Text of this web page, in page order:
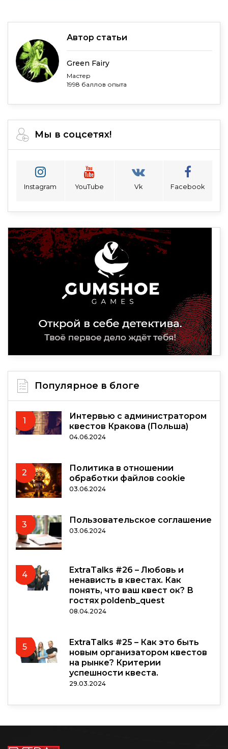
Автор статьи
Green Fairy
Мастер
1998 баллов опыта
Мы в соцсетях!
Instagram YouTube Vk Facebook
Популярное в блоге
1
Интервью с администратором
квестов Кракова (Польша)
04.06.2024
2
Политика в отношении
обработки файлов cookie
03.06.2024
3 Пользовательское соглашение
03.06.2024
4
ExtraTalks #26 – Любовь и
ненависть в квестах. Как
понять, что ваш квест ок? В
гостях poldenb_quest
08.04.2024
5
ExtraTalks #25 – Как это быть
новым организатором квестов
на рынке? Критерии
успешности квеста.
29.03.2024